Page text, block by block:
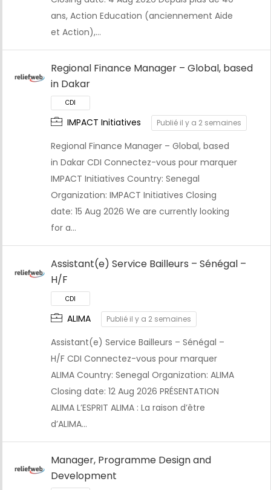
CDI
CDI
ans, Action Education (anciennement Aide
et Action),…
Regional Finance Manager – Global, based
in Dakar
IMPACT Initiatives Publié il y a 2 semaines
Regional Finance Manager – Global, based
in Dakar CDI Connectez-vous pour marquer
IMPACT Initiatives Country: Senegal
Organization: IMPACT Initiatives Closing
date: 15 Aug 2026 We are currently looking
for a…
Assistant(e) Service Bailleurs – Sénégal –
H/F
ALIMA Publié il y a 2 semaines
Assistant(e) Service Bailleurs – Sénégal –
H/F CDI Connectez-vous pour marquer
ALIMA Country: Senegal Organization: ALIMA
Closing date: 12 Aug 2026 PRÉSENTATION
ALIMA L’ESPRIT ALIMA : La raison d’être
d’ALIMA…
Manager, Programme Design and
Development